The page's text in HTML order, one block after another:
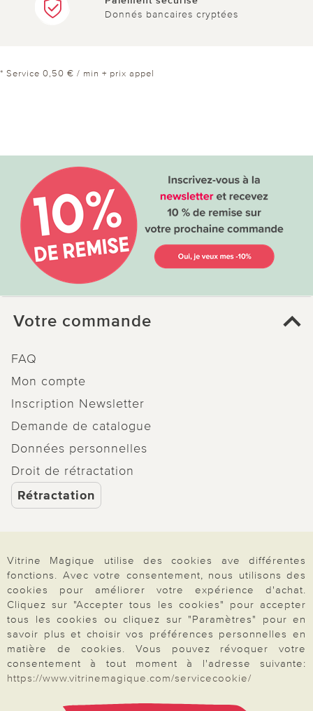
Donnés bancaires cryptées
* Service 0,50 € / min + prix appel
Votre commande
FAQ
Mon compte
Inscription Newsletter
Demande de catalogue
Données personnelles
Droit de rétractation
Rétractation
Paiement & Livraison
À propos de nous
Besoin d'aide?
Vitrine Magique utilise des cookies ave différentes
fonctions. Avec votre consentement, nous utilisons des
cookies pour améliorer votre expérience d'achat.
Cliquez sur "Accepter tous les cookies" pour accepter
tous les cookies ou cliquez sur "Paramètres" pour en
savoir plus et choisir vos préférences personnelles en
matière de cookies. Vous pouvez révoquer votre
consentement à tout moment à l'adresse suivante:
https://www.vitrinemagique.com/servicecookie/